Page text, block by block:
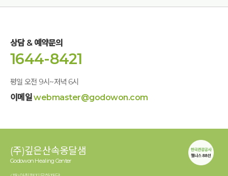
상담 & 예약문의
1644-8421
평일 오전 9시~저녁 6시
이메일webmaster@godowon.com
(주)깊은산속옹달샘
Godowon Healing Center